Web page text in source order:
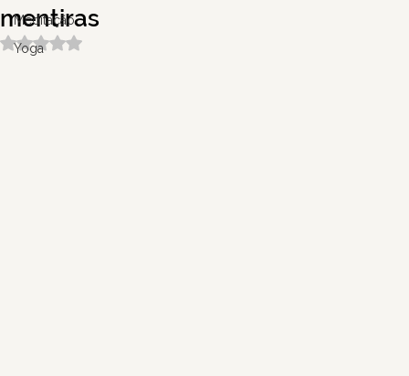
Meditação
Yoga
mentiras
Avaliado com NaN de 5 estrelas.